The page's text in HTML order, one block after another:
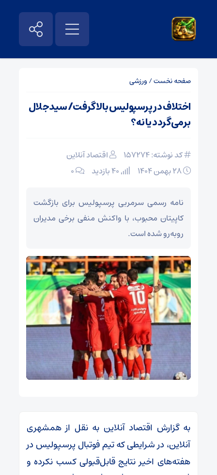
صفحه نخست/ ورزشی
اختلاف در پرسپولیس بالا گرفت/ سیدجلال
برمی‌گردد یا نه؟
کد نوشته: 157274
اقتصاد آنلاین
۰
نامه رسمی سرمربی پرسپولیس برای بازگشت
کاپیتان محبوب، با واکنش منفی برخی مدیران
روبه‌رو شده است.
به گزارش اقتصاد آنلاین به نقل از همشهری
آنلاین، در شرایطی که تیم فوتبال پرسپولیس در
هفته‌های اخیر نتایج قابل‌قبولی کسب نکرده و